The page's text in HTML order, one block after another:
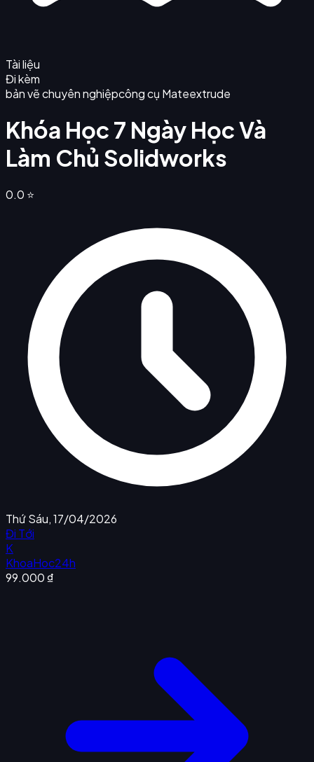
Tài liệu
Đi kèm
bản vẽ chuyên nghiệpcông cụ Mateextrude
Khóa Học 7 Ngày Học Và
Làm Chủ Solidworks
0.0 ⭐
Thứ Sáu, 17/04/2026
Đi Tới
K
KhoaHoc24h
99.000 ₫